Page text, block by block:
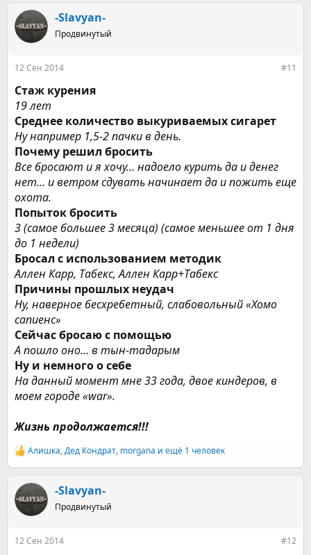
к
ц
и
-Slavyan-
Продвинутый
12 Сен 2014 #11
Стаж курения
19 лет
Среднее количество выкуриваемых сигарет
Ну например 1,5-2 пачки в день.
Почему решил бросить
Все бросают и я хочу… надоело курить да и денег
нет… и ветром сдувать начинает да и пожить еще
охота.
Попыток бросить
3 (самое большее 3 месяца) (самое меньшее от 1 дня
до 1 недели)
Бросал с использованием методик
Аллен Карр, Табекс, Аллен Карр+Табекс
Причины прошлых неудач
Ну, наверное бесхребетный, слабовольный «Хомо
сапиенс»
Сейчас бросаю с помощью
А пошло оно… в тын-тадарым
Ну и немного о себе
На данный момент мне 33 года, двое киндеров, в
моем городе «war».
Жизнь продолжается!!!
Р
е
к
ц
и
Алишка,Дед Кондрат, morgana и ещё 1 человек
-Slavyan-
Продвинутый
12 Сен 2014 #12